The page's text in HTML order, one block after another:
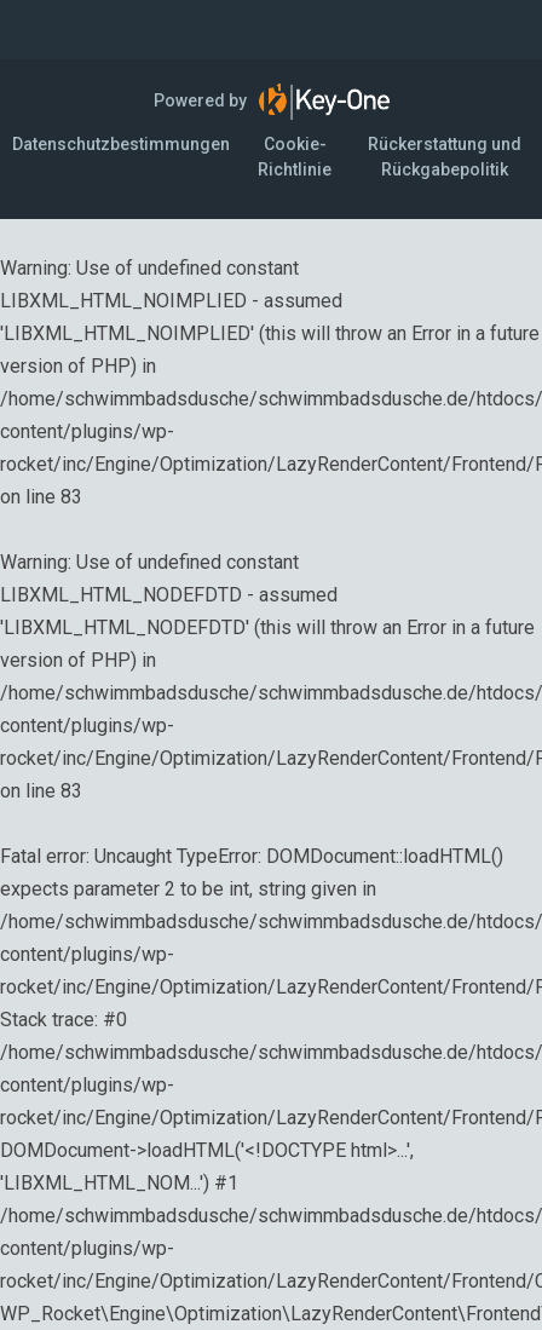
Powered by
Datenschutzbestimmungen
Cookie-
Richtlinie
Rückerstattung und
Rückgabepolitik
Warning: Use of undefined constant
LIBXML_HTML_NOIMPLIED - assumed
'LIBXML_HTML_NOIMPLIED' (this will throw an Error in a future
version of PHP) in
/home/schwimmbadsdusche/schwimmbadsdusche.de/
content/plugins/wp-
rocket/inc/Engine/Optimization/LazyRenderContent/
on line 83
Warning: Use of undefined constant
LIBXML_HTML_NODEFDTD - assumed
'LIBXML_HTML_NODEFDTD' (this will throw an Error in a future
version of PHP) in
/home/schwimmbadsdusche/schwimmbadsdusche.de/
content/plugins/wp-
rocket/inc/Engine/Optimization/LazyRenderContent/
on line 83
Fatal error: Uncaught TypeError: DOMDocument::loadHTML()
expects parameter 2 to be int, string given in
/home/schwimmbadsdusche/schwimmbadsdusche.de/
content/plugins/wp-
rocket/inc/Engine/Optimization/LazyRenderContent/Frontend/
Stack trace: #0
/home/schwimmbadsdusche/schwimmbadsdusche.de/
content/plugins/wp-
rocket/inc/Engine/Optimization/LazyRenderContent/Frontend/
DOMDocument->loadHTML('<!DOCTYPE html>...',
'LIBXML_HTML_NOM...') #1
/home/schwimmbadsdusche/schwimmbadsdusche.de/
content/plugins/wp-
rocket/inc/Engine/Optimization/LazyRenderContent/Frontend/